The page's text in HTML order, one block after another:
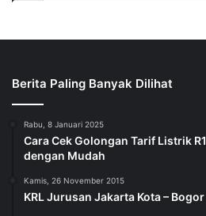
Berita Paling Banyak Dilihat
Rabu, 8 Januari 2025
Cara Cek Golongan Tarif Listrik
dengan Mudah
Kamis, 26 November 2015
KRL Jurusan Jakarta Kota –